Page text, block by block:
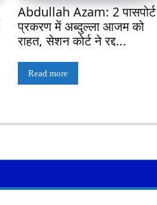
Abdullah Azam: 2 पासपोर्ट
प्रकरण में अब्दुल्ला आजम को
राहत, सेशन कोर्ट ने रद्द...
Read more